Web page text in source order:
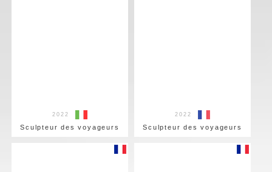
2022
Sculpteur des voyageurs
2022
Sculpteur des voyageurs